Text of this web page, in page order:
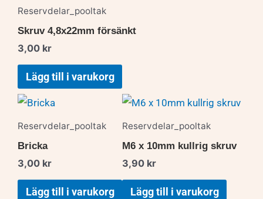
Reservdelar_pooltak
Skruv 4,8x22mm försänkt
3,00 kr
Lägg till i varukorg
Reservdelar_pooltak
Bricka
3,00 kr
Lägg till i varukorg
Reservdelar_pooltak
M6 x 10mm kullrig skruv
3,90 kr
Lägg till i varukorg